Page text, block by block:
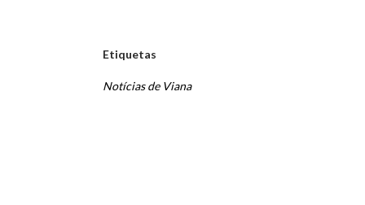
Etiquetas
Notícias de Viana